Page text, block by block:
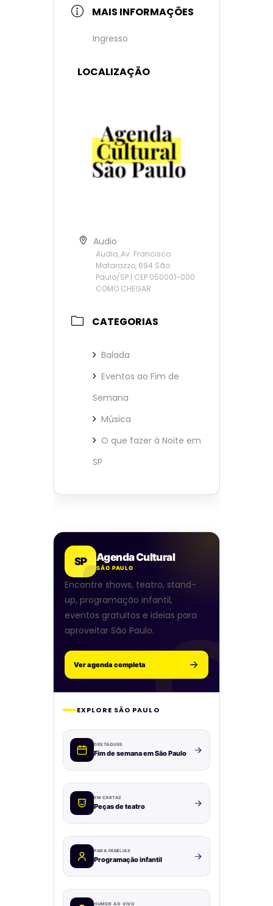
MAIS INFORMAÇÕES
Ingresso
LOCALIZAÇÃO
Audio
Audio, Av. Francisco
Matarazzo, 694 São
Paulo/SP | CEP 050001-000
COMO CHEGAR
CATEGORIAS
Balada
Eventos ao Fim de
Semana
Música
O que fazer à Noite em
SP
SP Agenda Cultural
SÃO PAULO
Encontre shows, teatro, stand-
up, programação infantil,
eventos gratuitos e ideias para
aproveitar São Paulo.
Ver agenda completa
EXPLORE SÃO PAULO
DESTAQUES
Fim de semana em São Paulo
EM CARTAZ
Peças de teatro
PARA FAMÍLIAS
Programação infantil
HUMOR AO VIVO